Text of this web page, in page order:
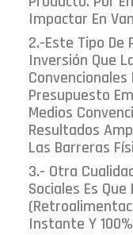
Impactar En
2.-Este Tipo De
Inversión Que
Convencionales
Presupuesto
Medios
Resultados
Las Barreras
3.- Otra
Sociales Es
Instante Y